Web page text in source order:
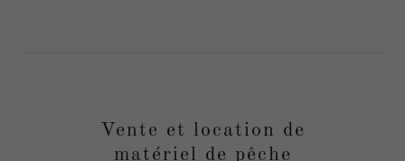
Vente et location de
matériel de pêche